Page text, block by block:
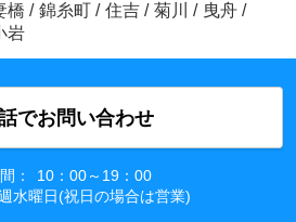
橋 / 錦糸町 / 住吉 / 菊川 / 曳舟 /
岩
でお問い合わせ
：
10：00～19：00
水曜日(祝日の場合は営業)